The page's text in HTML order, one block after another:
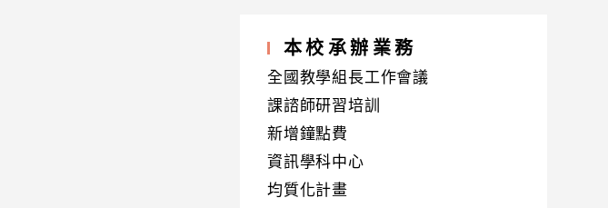
本校承辦業務
全國教學組長工作會議
課諮師研習培訓
新增鐘點費
資訊學科中心
均質化計畫